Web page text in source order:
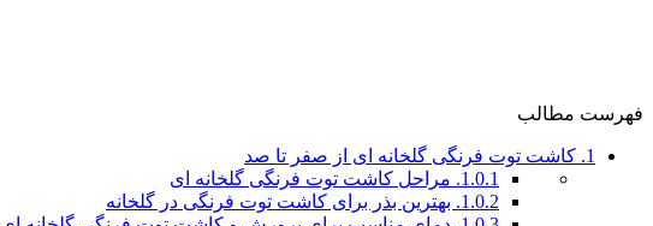
فهرست مطالب
1. کاشت توت فرنگی گلخانه ای از صفر تا صد
1.0.1. مراحل کاشت توت فرنگی گلخانه ای
1.0.2. بهترین بذر برای کاشت توت ‌فرنگی در گلخانه